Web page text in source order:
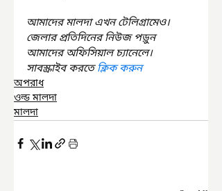
আমাদের মালদা এখন টেলিগ্রামেও।
জেলার প্রতিদিনের নিউজ পড়ুন
আমাদের অফিসিয়াল চ্যানেলে।
সাবস্ক্রাইব করতে ক্লিক করুন
অপরাধ
ওল্ড মালদা
মালদা